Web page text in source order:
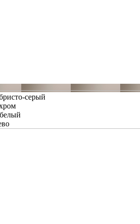
серый